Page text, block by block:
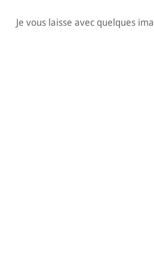
Je vous laisse avec quelques